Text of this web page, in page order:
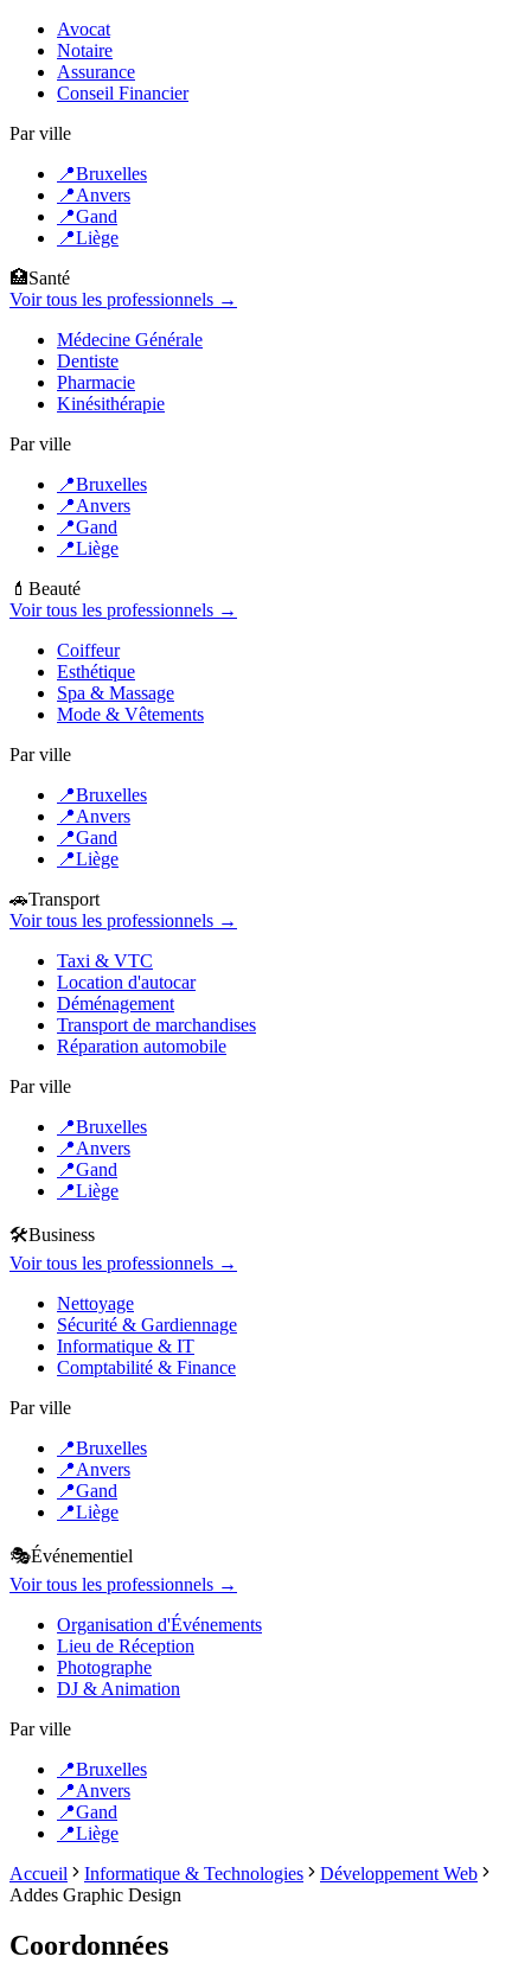
Avocat
Notaire
Assurance
Conseil Financier
Par ville
📍Bruxelles
📍Anvers
📍Gand
📍Liège
🏥Santé
Voir tous les professionnels →
Médecine Générale
Dentiste
Pharmacie
Kinésithérapie
Par ville
📍Bruxelles
📍Anvers
📍Gand
📍Liège
💄 Beauté
Voir tous les professionnels →
Coiffeur
Esthétique
Spa & Massage
Mode & Vêtements
Par ville
📍Bruxelles
📍Anvers
📍Gand
📍Liège
🚗Transport
Voir tous les professionnels →
Taxi & VTC
Location d'autocar
Déménagement
Transport de marchandises
Réparation automobile
Par ville
📍Bruxelles
📍Anvers
📍Gand
📍Liège
🛠️Business
Voir tous les professionnels →
Nettoyage
Sécurité & Gardiennage
Informatique & IT
Comptabilité & Finance
Par ville
📍Bruxelles
📍Anvers
📍Gand
📍Liège
🎭Événementiel
Voir tous les professionnels →
Organisation d'Événements
Lieu de Réception
Photographe
DJ & Animation
Par ville
📍Bruxelles
📍Anvers
📍Gand
📍Liège
Accueil
Informatique & Technologies
Développement Web
Addes Graphic Design
Coordonnées